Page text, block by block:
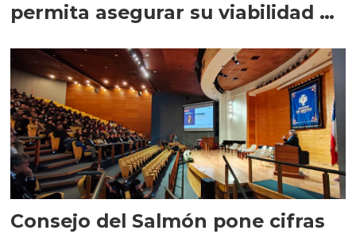
permita asegurar su viabilidad de
Consejo del Salmón pone cifras